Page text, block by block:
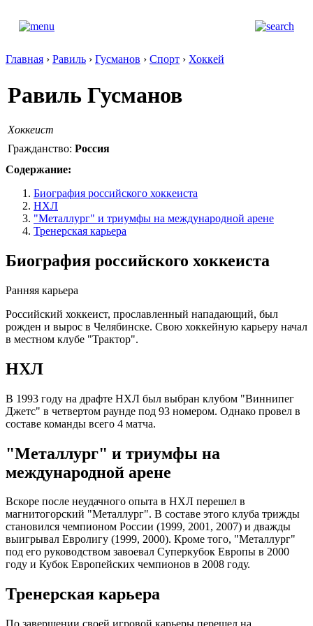
Главная › Равиль › Гусманов › Спорт › Хоккей
Равиль Гусманов
Хоккеист
Гражданство: Россия
Содержание:
Биография российского хоккеиста
НХЛ
"Металлург" и триумфы на международной арене
Тренерская карьера
Биография российского хоккеиста
Ранняя карьера
Российский хоккеист, прославленный нападающий, был
рожден и вырос в Челябинске. Свою хоккейную карьеру начал
в местном клубе "Трактор".
НХЛ
В 1993 году на драфте НХЛ был выбран клубом "Виннипег
Джетс" в четвертом раунде под 93 номером. Однако провел в
составе команды всего 4 матча.
"Металлург" и триумфы на
международной арене
Вскоре после неудачного опыта в НХЛ перешел в
магнитогорский "Металлург". В составе этого клуба трижды
становился чемпионом России (1999, 2001, 2007) и дважды
выигрывал Евролигу (1999, 2000). Кроме того, "Металлург"
под его руководством завоевал Суперкубок Европы в 2000
году и Кубок Европейских чемпионов в 2008 году.
Тренерская карьера